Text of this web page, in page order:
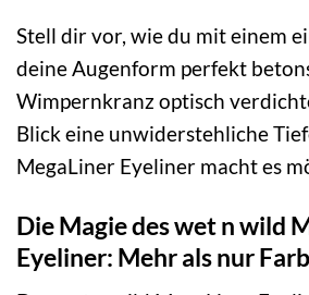
Stell dir vor, wie du mit einem
deine Augenform perfekt
Wimpernkranz optisch
Blick eine unwiderstehliche
MegaLiner Eyeliner macht es
Die Magie des wet n wild
Eyeliner: Mehr als nur